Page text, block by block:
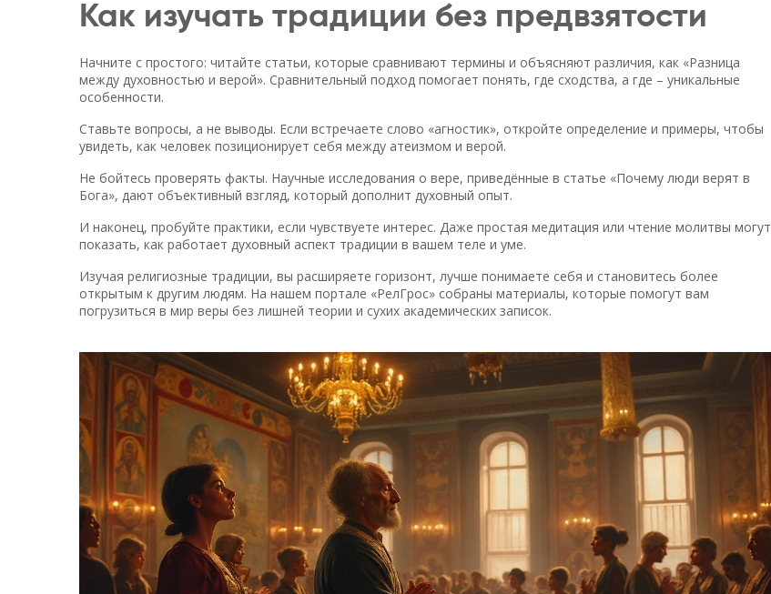
Как изучать традиции без предвзятости
Начните с простого: читайте статьи, которые сравнивают термины и объясняют различия, как «Разница
между духовностью и верой». Сравнительный подход помогает понять, где сходства, а где – уникальные
особенности.
Ставьте вопросы, а не выводы. Если встречаете слово «агностик», откройте определение и примеры, чтобы
увидеть, как человек позиционирует себя между атеизмом и верой.
Не бойтесь проверять факты. Научные исследования о вере, приведённые в статье «Почему люди верят в
Бога», дают объективный взгляд, который дополнит духовный опыт.
И наконец, пробуйте практики, если чувствуете интерес. Даже простая медитация или чтение молитвы могут
показать, как работает духовный аспект традиции в вашем теле и уме.
Изучая религиозные традиции, вы расширяете горизонт, лучше понимаете себя и становитесь более
открытым к другим людям. На нашем портале «РелГрос» собраны материалы, которые помогут вам
погрузиться в мир веры без лишней теории и сухих академических записок.